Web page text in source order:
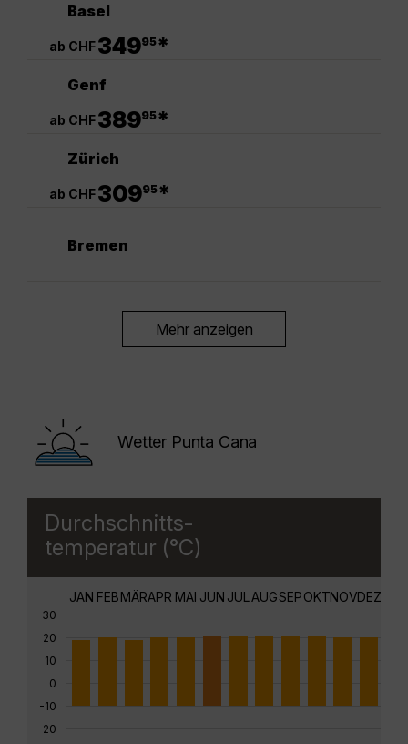
Basel
ab CHF34995*
Genf
ab CHF38995*
Zürich
ab CHF30995*
Bremen
Mehr anzeigen
Wetter Punta Cana
Durchschnitts-
temperatur (°C)
30
20
10
0
-10
-20
JAN FEBMÄRAPR MAI JUN JUL AUGSEPOKTNOVDEZ